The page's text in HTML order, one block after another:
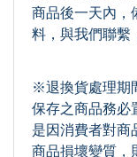
商品後一天內，
料，與我們聯繫
※退換貨處理期
保存之商品務必
是因消費者對商
商品損壞變質，